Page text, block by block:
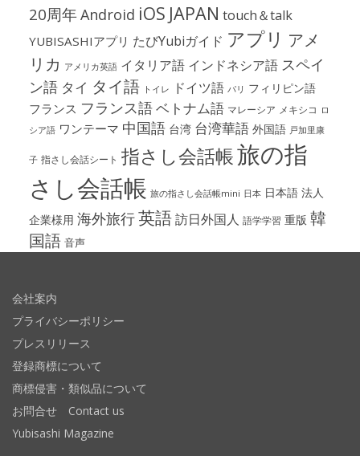
20周年Android iOS JAPAN touch＆talk
YUBISASHIアプリ たびYubiガイド アプリ アメ
リカ アメリカ英語 イタリア語 インドネシア語 スペイ
ン語 タイ タイ語 トイレ ドイツ語 パリ フィリピン語
フランス フランス語ベトナム語 マレーシア メキシコ ロ
シア語 ワンテーマ 中国語 台湾 台湾華語 外国語 戸加里康
子 指さし会話シート 指さし会話帳旅の指
さし会話帳 旅の指さし会話帳mini 日本 日本語 法人
企業様用 海外旅行英語訪日外国人 語学学習 重版 韓
国語 音声
会社案内
プライバシーポリシー
プレスリリース
登録商標について
商標侵害・類似品について
お問合せ Contact us
Yubisashi Magazine